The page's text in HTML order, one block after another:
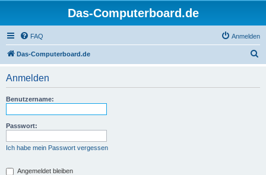
Das-Computerboard.de
FAQ Anmelden
Das-Computerboard.de
Anmelden
Benutzername:
Passwort:
Ich habe mein Passwort vergessen
Angemeldet bleiben